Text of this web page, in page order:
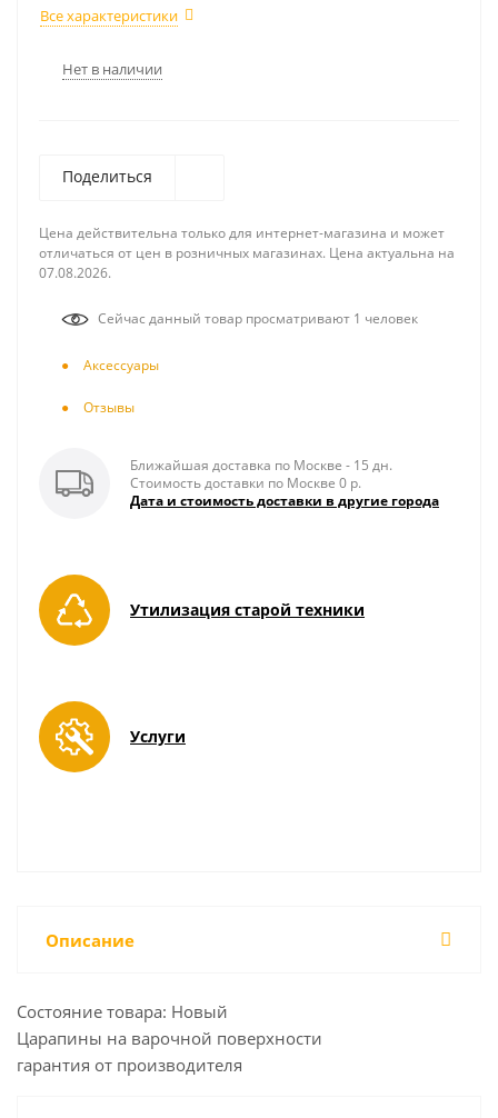
Все характеристики
Нет в наличии
Поделиться
Цена действительна только для интернет-магазина и может
отличаться от цен в розничных магазинах. Цена актуальна на
07.08.2026.
Сейчас данный товар просматривают 1 человек
Аксесcуары
Отзывы
Ближайшая доставка по Москве - 15 дн.
Стоимость доставки по Москве 0 р.
Дата и стоимость доставки в другие города
Утилизация старой техники
Услуги
Описание
Состояние товара: Новый
Царапины на варочной поверхности
гарантия от производителя